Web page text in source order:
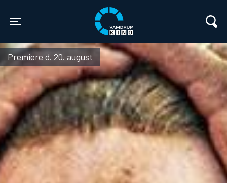
Vamdrup Kino
Premiere d. 20. august